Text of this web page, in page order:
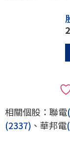
相關個股：聯電
(2337) 、華邦電